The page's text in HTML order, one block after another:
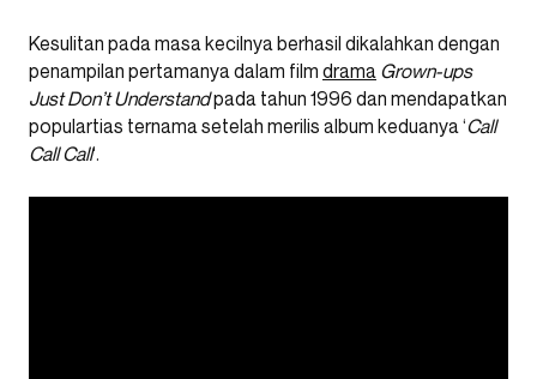
Kesulitan pada masa kecilnya berhasil dikalahkan dengan
penampilan pertamanya dalam film drama Grown-ups
Just Don’t Understandpada tahun 1996 dan mendapatkan
populartias ternama setelah merilis album keduanya ‘Call
Call Call‘.